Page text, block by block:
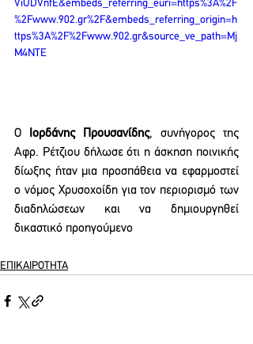
ViUDVnfE&embeds_referring_euri=https%3A%2F
%2Fwww.902.gr%2F&embeds_referring_origin=h
ttps%3A%2F%2Fwww.902.gr&source_ve_path=Mj
M4NTE
Ο Ιορδάνης Προυσανίδης, συνήγορος της
Αφρ. Ρέτζιου δήλωσε ότι η άσκηση ποινικής
δίωξης ήταν μια προσπάθεια να εφαρμοστεί
ο νόμος Χρυσοχοίδη για τον περιορισμό των
διαδηλώσεων και να δημιουργηθεί
δικαστικό προηγούμενο
ΕΠΙΚΑΙΡΟΤΗΤΑ